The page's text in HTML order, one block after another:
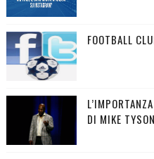
FOOTBALL
DI MIKE TYSON